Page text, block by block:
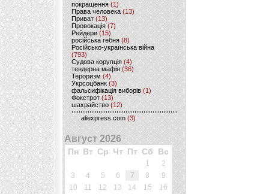
покращення (1)
Права человека(13)
Приват (13)
Провокація (7)
Рейдери (15)
російська гебня (8)
Російсько-українська війна
(793)
Судова корупція (4)
тендерна мафія (36)
Тероризм (4)
Укрсоцбанк (3)
фальсифікація виборів (1)
Фокстрот(13)
шахрайство (12)
aliexpress.com (3)
Август 2026
Пн Вт Ср Чт Пт Сб Вс
1
2
3
4 5 6 7 8
9
10
11 12 13 14 15
16